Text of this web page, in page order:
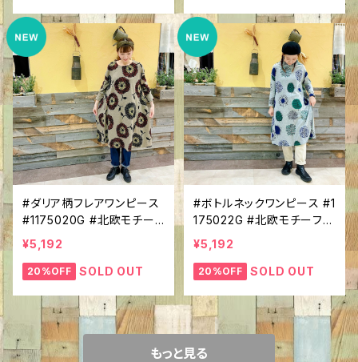
たかチュニック
#ダリア柄フレアワンピース
#1175020G #北欧モチー
フ #総柄 #起毛ニットソー
#長袖 #クルーネック #あっ
たか素材 #すらっと丈 #１
¥5,192
20%OFF SOLD OUT
#ボトルネックワンピース #1
175022G #北欧モチーフ #
総柄 #起毛ニットソー #長
袖 #あったか素材 #着心地
やわらか #ほっこりモチー
¥5,192
20%OFF SOLD OUT
もっと見る